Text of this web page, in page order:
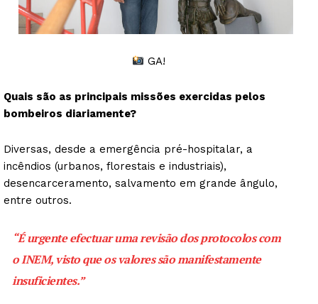
GA!
Quais são as principais missões exercidas pelos
bombeiros diariamente?
Diversas, desde a emergência pré-hospitalar, a
incêndios (urbanos, florestais e industriais),
desencarceramento, salvamento em grande ângulo,
entre outros.
“É urgente efectuar uma revisão dos protocolos com
o INEM, visto que os valores são manifestamente
insuficientes.”